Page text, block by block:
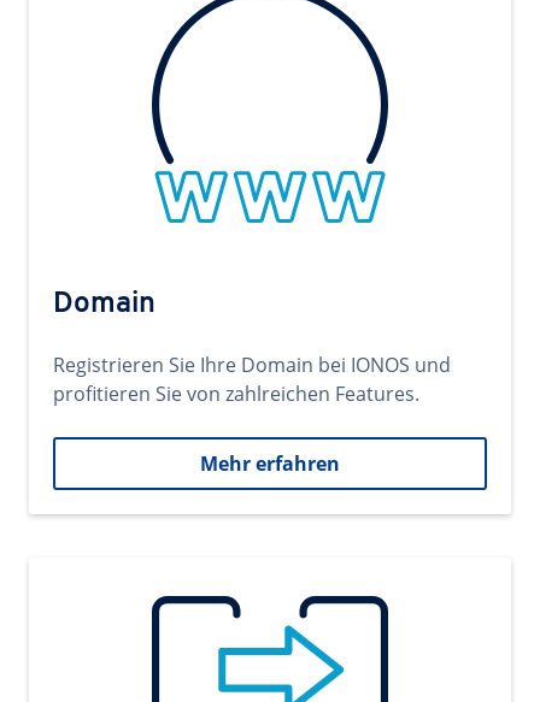
Domain
Registrieren Sie Ihre Domain bei IONOS und
profitieren Sie von zahlreichen Features.
Mehr erfahren